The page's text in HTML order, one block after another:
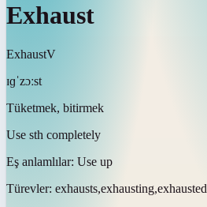
Exhaust
ExhaustV
ɪɡˈzɔːst
Tüketmek, bitirmek
Use sth completely
Eş anlamlılar: Use up
Türevler: exhausts,exhausting,exhausted